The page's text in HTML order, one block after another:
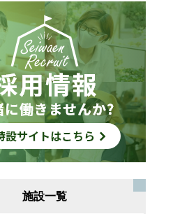
施設一覧